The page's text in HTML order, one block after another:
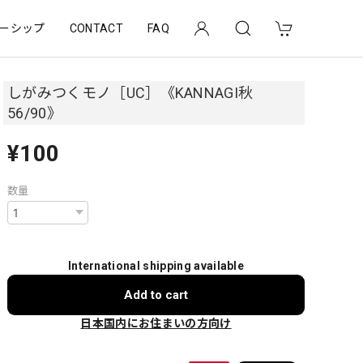
シップ CONTACT FAQ
しがみつくモノ［UC］《KANNAGI秋
56/90》
¥100
数量
International shipping available
Add to cart
日本国内にお住まいの方向け